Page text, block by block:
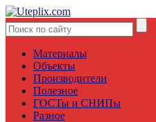
Материалы
Объекты
Производители
Полезное
ГОСТы и СНИПы
Разное